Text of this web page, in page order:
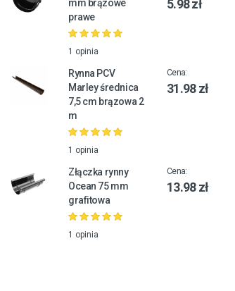
mm brązowe
prawe
1 opinia
5.98 zł
Rynna PCV
Marley średnica
7,5 cm brązowa 2
m
1 opinia
Cena:
31.98 zł
Złączka rynny
Ocean 75 mm
grafitowa
1 opinia
Cena:
13.98 zł